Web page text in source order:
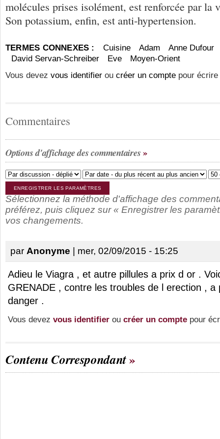
molécules prises isolément, est renforcée par
Son potassium, enfin, est anti-hypertension.
TERMES CONNEXES : Cuisine Adam
Anne Dufour
David Servan-Schreiber
Eve
Moyen-Orient
Vous devez vous identifier ou créer un compte pour
Commentaires
Options d'affichage des commentaires
Sélectionnez la méthode d'affichage des
préférez, puis cliquez sur « Enregistrer les
vos changements.
par Anonyme | mer, 02/09/2015 - 15:25
Adieu le Viagra , et autre pillules a prix d or .
GRENADE , contre les troubles de l erection ,
danger .
Vous devez vous identifier ou créer un compte pour
Contenu Correspondant